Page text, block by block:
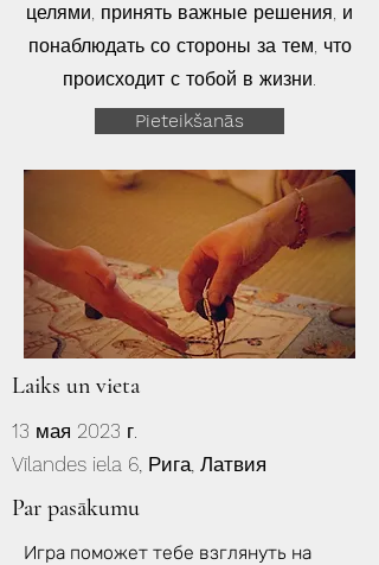
целями, принять важные решения, и
понаблюдать со стороны за тем, что
происходит с тобой в жизни.
Pieteikšanās
Laiks un vieta
13 мая 2023 г.
Vīlandes iela 6, Рига, Латвия
Par pasākumu
Игра поможет тебе взглянуть на